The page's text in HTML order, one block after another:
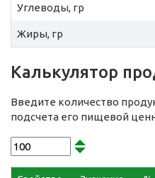
Углеводы, гр
Жиры, гр
Калькулятор
Введите количество
подсчета его пищевой